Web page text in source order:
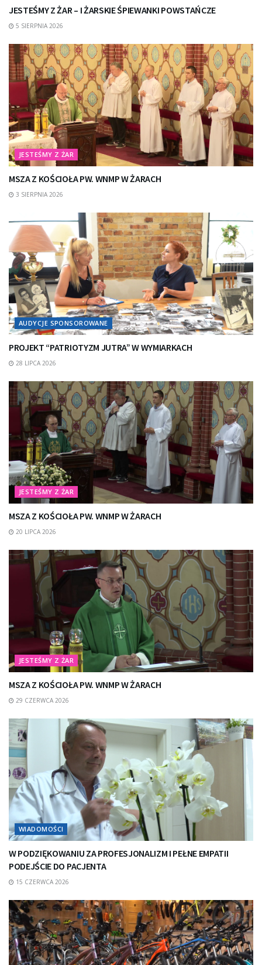
JESTEŚMY Z ŻAR – I ŻARSKIE ŚPIEWANKI POWSTAŃCZE
5 SIERPNIA 2026
JESTEŚMY Z ŻAR
MSZA Z KOŚCIOŁA PW. WNMP W ŻARACH
3 SIERPNIA 2026
AUDYCJE SPONSOROWANE
PROJEKT “PATRIOTYZM JUTRA” W WYMIARKACH
28 LIPCA 2026
JESTEŚMY Z ŻAR
MSZA Z KOŚCIOŁA PW. WNMP W ŻARACH
20 LIPCA 2026
JESTEŚMY Z ŻAR
MSZA Z KOŚCIOŁA PW. WNMP W ŻARACH
29 CZERWCA 2026
WIADOMOŚCI
W PODZIĘKOWANIU ZA PROFESJONALIZM I PEŁNE EMPATII
PODEJŚCIE DO PACJENTA
15 CZERWCA 2026